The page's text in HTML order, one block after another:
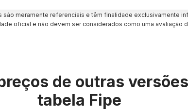
são meramente referenciais e têm finalidade exclusivamente
oficial e não devem ser considerados como uma avaliação
de outras
tabela Fipe